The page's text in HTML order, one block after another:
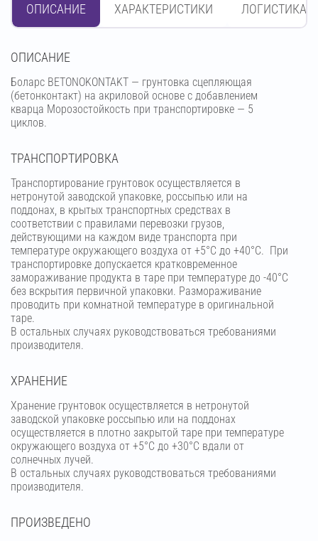
ОПИСАНИЕ ХАРАКТЕРИСТИКИ ЛОГИСТИКА
OПИСАНИЕ
Боларс BETONOKONTAKT — грунтовка сцепляющая
(бетонконтакт) на акриловой основе с добавлением
кварца Морозостойкость при транспортировке — 5
циклов.
ТРАНСПОРТИРОВКА
Транспортирование грунтовок осуществляется в
нетронутой заводской упаковке, россыпью или на
поддонах, в крытых транспортных средствах в
соответствии с правилами перевозки грузов,
действующими на каждом виде транспорта при
температуре окружающего воздуха от +5°С до +40°С. При
транспортировке допускается кратковременное
замораживание продукта в таре при температуре до -40°С
без вскрытия первичной упаковки. Размораживание
проводить при комнатной температуре в оригинальной
таре.
В остальных случаях руководствоваться требованиями
производителя.
ХРАНЕНИЕ
Хранение грунтовок осуществляется в нетронутой
заводской упаковке россыпью или на поддонах
осуществляется в плотно закрытой таре при температуре
окружающего воздуха от +5°С до +30°С вдали от
солнечных лучей.
В остальных случаях руководствоваться требованиями
производителя.
ПРОИЗВЕДЕНО